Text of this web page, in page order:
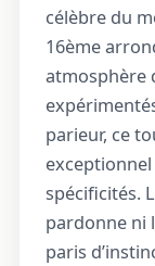
célèbre du
16ème
atmosphère
parieur, ce
spécificités.
pardonne ni
paris